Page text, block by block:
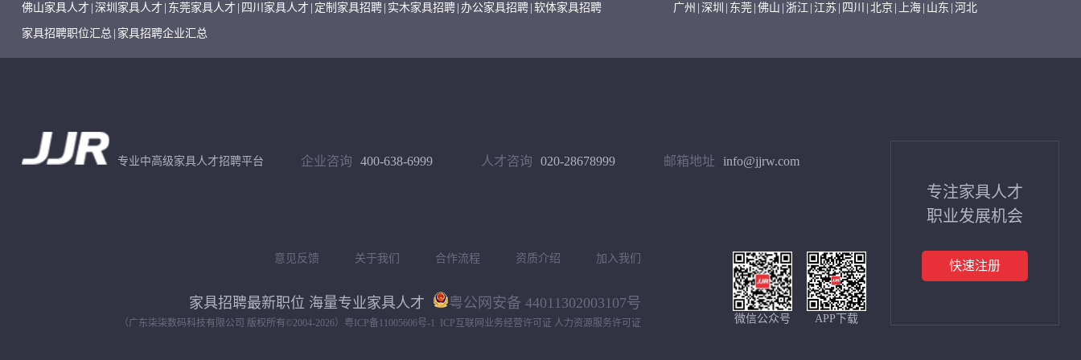
佛山家具人才 深圳家具人才 东莞家具人才 四川家具人才 定制家具招聘 实木家具招聘 办公家具招聘 软体家具招聘
家具招聘职位汇总 家具招聘企业汇总
广州 深圳 东莞 佛山 浙江 江苏 四川 北京 上海 山东 河北
专业中高级家具人才招聘平台 企业咨询 400-638-6999 人才咨询 020-28678999 邮箱地址 info@jjrw.com
意见反馈 关于我们 合作流程 资质介绍 加入我们
家具招聘最新职位 海量专业家具人才 粤公网安备 44011302003107号
（广东柒柒数码科技有限公司 版权所有©2004-2026） 粤ICP备11005606号-1 ICP互联网业务经营许可证 人力资源服务许可证 微信公众号 APP下载
专注家具人才
职业发展机会
快速注册